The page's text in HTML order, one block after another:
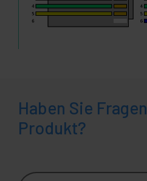
Haben Sie
Produkt?